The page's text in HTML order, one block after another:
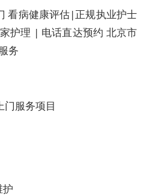
看病健康评估|正规执业护士
护理 | 电话直达预约 北京市
务
门服务项目
护